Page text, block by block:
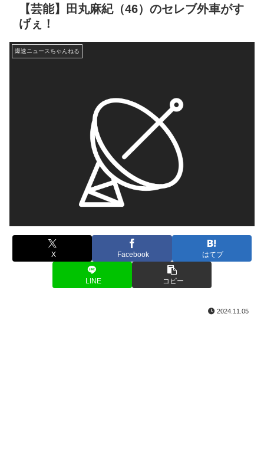
【芸能】田丸麻紀（46）のセレブ外車がす
げぇ！
爆速ニュースちゃんねる
X Facebook はてブ
LINE コピー
2024.11.05